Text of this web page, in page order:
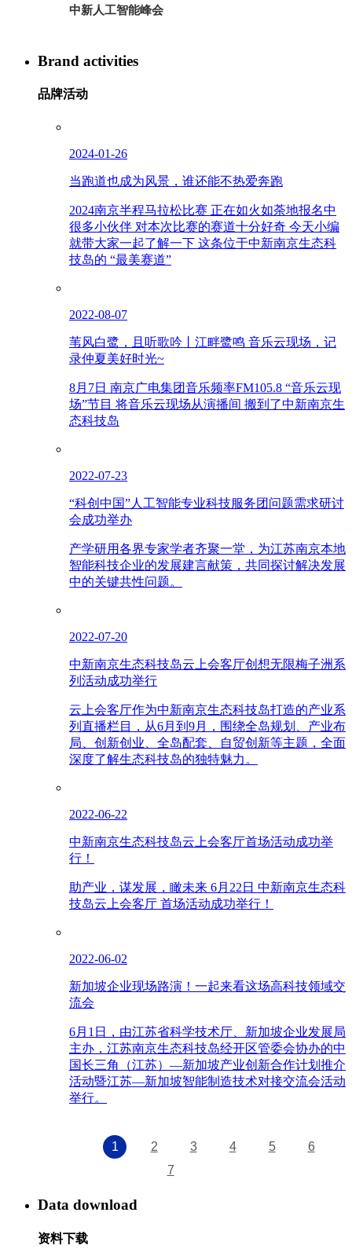
中新人工智能峰会
Brand activities
品牌活动
2024-01-26
当跑道也成为风景，谁还能不热爱奔跑
2024南京半程马拉松比赛 正在如火如荼地报名中
很多小伙伴 对本次比赛的赛道十分好奇 今天小编
就带大家一起了解一下 这条位于中新南京生态科
技岛的 “最美赛道”
2022-08-07
苇风白鹭，且听歌吟丨江畔鹭鸣 音乐云现场，记
录仲夏美好时光~
8月7日 南京广电集团音乐频率FM105.8 “音乐云现
场”节目 将音乐云现场从演播间 搬到了中新南京生
态科技岛
2022-07-23
“科创中国”人工智能专业科技服务团问题需求研讨
会成功举办
产学研用各界专家学者齐聚一堂，为江苏南京本地
智能科技企业的发展建言献策，共同探讨解决发展
中的关键共性问题。
2022-07-20
中新南京生态科技岛云上会客厅创想无限梅子洲系
列活动成功举行
云上会客厅作为中新南京生态科技岛打造的产业系
列直播栏目，从6月到9月，围绕全岛规划、产业布
局、创新创业、全岛配套、自贸创新等主题，全面
深度了解生态科技岛的独特魅力。
2022-06-22
中新南京生态科技岛云上会客厅首场活动成功举
行！
助产业，谋发展，瞰未来 6月22日 中新南京生态科
技岛云上会客厅 首场活动成功举行！
2022-06-02
新加坡企业现场路演！一起来看这场高科技领域交
流会
6月1日，由江苏省科学技术厅、新加坡企业发展局
主办，江苏南京生态科技岛经开区管委会协办的中
国长三角（江苏）—新加坡产业创新合作计划推介
活动暨江苏—新加坡智能制造技术对接交流会活动
举行。
1 2 3 4 5
6
7
Data download
资料下载